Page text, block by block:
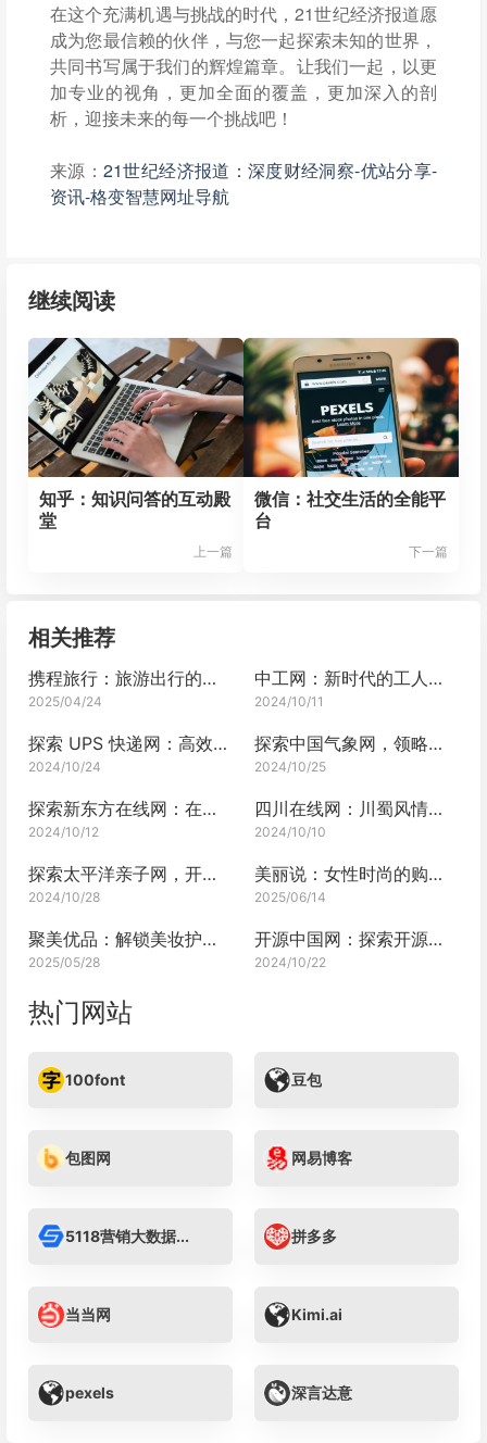
在这个充满机遇与挑战的时代，21世纪经济报道愿
成为您最信赖的伙伴，与您一起探索未知的世界，
共同书写属于我们的辉煌篇章。让我们一起，以更
加专业的视角，更加全面的覆盖，更加深入的剖
析，迎接未来的每一个挑战吧！
来源：21世纪经济报道：深度财经洞察-优站分享-
资讯-格变智慧网址导航
继续阅读
知乎：知识问答的互动殿
堂
上一篇
微信：社交生活的全能平
台
下一篇
相关推荐
携程旅行：旅游出行的专业管家
2025/04/24
中工网：新时代的工人之声
2024/10/11
探索 UPS 快递网：高效物流的引领者
2024/10/24
探索中国气象网，领略气象奥秘
2024/10/25
探索新东方在线网：在线教育的革新者
2024/10/12
四川在线网：川蜀风情，一网打尽
2024/10/10
探索太平洋亲子网，开启亲子成长之旅
2024/10/28
美丽说：女性时尚的购物指南
2025/06/14
聚美优品：解锁美妆护肤新世界
2025/05/28
开源中国网：探索开源世界的宝藏之地
2024/10/22
热门网站
100font 豆包
包图网 网易博客
5118营销大数据... 拼多多
当当网 Kimi.ai
pexels 深言达意